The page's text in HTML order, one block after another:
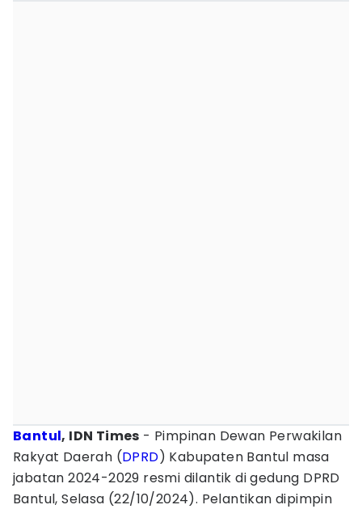
Bantul, IDN Times - Pimpinan Dewan Perwakilan
Rakyat Daerah (DPRD) Kabupaten Bantul masa
jabatan 2024-2029 resmi dilantik di gedung DPRD
Bantul, Selasa (22/10/2024). Pelantikan dipimpin